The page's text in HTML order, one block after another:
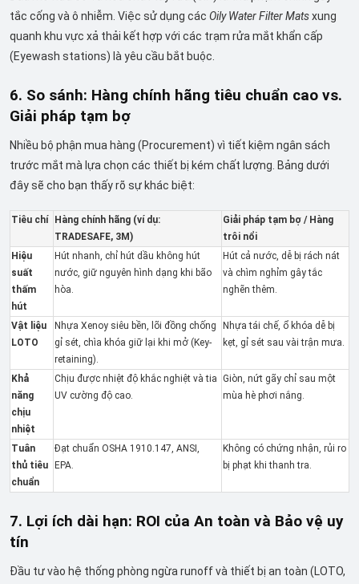
tắc cống và ô nhiễm. Việc sử dụng các Oily Water Filter Matsxung
quanh khu vực xả thải kết hợp với các trạm rửa mắt khẩn cấp
(Eyewash stations) là yêu cầu bắt buộc.
6. So sánh: Hàng chính hãng tiêu chuẩn cao vs.
Giải pháp tạm bợ
Nhiều bộ phận mua hàng (Procurement) vì tiết kiệm ngân sách
trước mắt mà lựa chọn các thiết bị kém chất lượng. Bảng dưới
đây sẽ cho bạn thấy rõ sự khác biệt:
Tiêu chí
Hàng chính hãng (ví dụ:
TRADESAFE, 3M)
Giải pháp tạm bợ / Hàng
trôi nổi
Hiệu
suất
thấm
hút
Hút nhanh, chỉ hút dầu không hút
nước, giữ nguyên hình dạng khi bão
hòa.
Hút cả nước, dễ bị rách nát
và chìm nghỉm gây tắc
nghẽn thêm.
Vật liệu
LOTO
Nhựa Xenoy siêu bền, lõi đồng chống
gỉ sét, chìa khóa giữ lại khi mở (Key-
retaining).
Nhựa tái chế, ổ khóa dễ bị
kẹt, gỉ sét sau vài trận mưa.
Khả
năng
chịu
nhiệt
Chịu được nhiệt độ khắc nghiệt và tia
UV cường độ cao.
Giòn, nứt gãy chỉ sau một
mùa hè phơi nắng.
Tuân
thủ tiêu
chuẩn
Đạt chuẩn OSHA 1910.147, ANSI,
EPA.
Không có chứng nhận, rủi ro
bị phạt khi thanh tra.
7. Lợi ích dài hạn: ROI của An toàn và Bảo vệ uy
tín
Đầu tư vào hệ thống phòng ngừa runoff và thiết bị an toàn (LOTO,